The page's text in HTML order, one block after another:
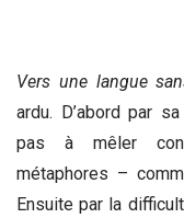
Vers une langue
ardu. D’abord par
pas à mêler
métaphores –
Ensuite par la